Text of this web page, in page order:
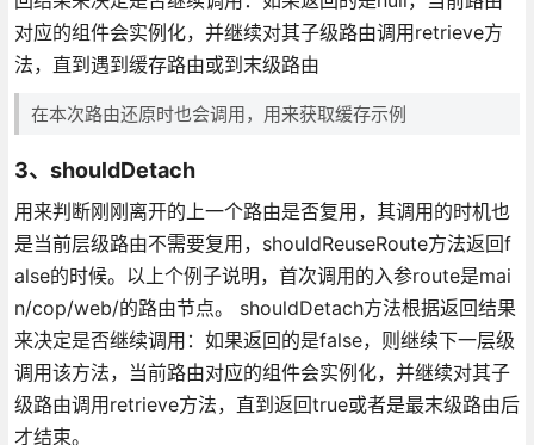
对应的组件会实例化，并继续对其子级路由调用retrieve方
法，直到遇到缓存路由或到末级路由
在本次路由还原时也会调用，用来获取缓存示例
3、shouldDetach
用来判断刚刚离开的上一个路由是否复用，其调用的时机也
是当前层级路由不需要复用，shouldReuseRoute方法返回f
alse的时候。以上个例子说明，首次调用的入参route是mai
n/cop/web/的路由节点。 shouldDetach方法根据返回结果
来决定是否继续调用：如果返回的是false，则继续下一层级
调用该方法，当前路由对应的组件会实例化，并继续对其子
级路由调用retrieve方法，直到返回true或者是最末级路由后
才结束。